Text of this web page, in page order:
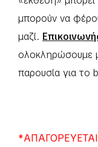
μπορούν να
μαζί.
ολοκληρώσουμε
παρουσία για το
*ΑΠΑΓΟΡΕΥΕΤΑΙ